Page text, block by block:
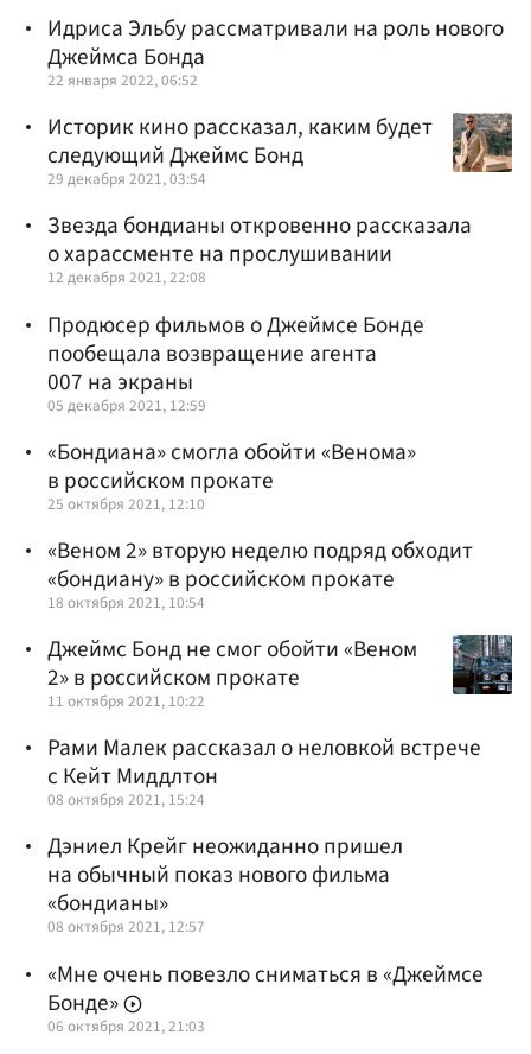
Идриса Эльбу рассматривали на роль нового
Джеймса Бонда
22 января 2022, 06:52
Историк кино рассказал, каким будет
следующий Джеймс Бонд
29 декабря 2021, 03:54
Звезда бондианы откровенно рассказала
о харассменте на прослушивании
12 декабря 2021, 22:08
Продюсер фильмов о Джеймсе Бонде
пообещала возвращение агента
007 на экраны
05 декабря 2021, 12:59
«Бондиана» смогла обойти «Венома»
в российском прокате
25 октября 2021, 12:10
«Веном 2» вторую неделю подряд обходит
«бондиану» в российском прокате
18 октября 2021, 10:54
Джеймс Бонд не смог обойти «Веном
2» в российском прокате
11 октября 2021, 10:22
Рами Малек рассказал о неловкой встрече
с Кейт Миддлтон
08 октября 2021, 15:24
Дэниел Крейг неожиданно пришел
на обычный показ нового фильма
«бондианы»
08 октября 2021, 12:57
«Мне очень повезло сниматься в «Джеймсе
Бонде»
06 октября 2021, 21:03